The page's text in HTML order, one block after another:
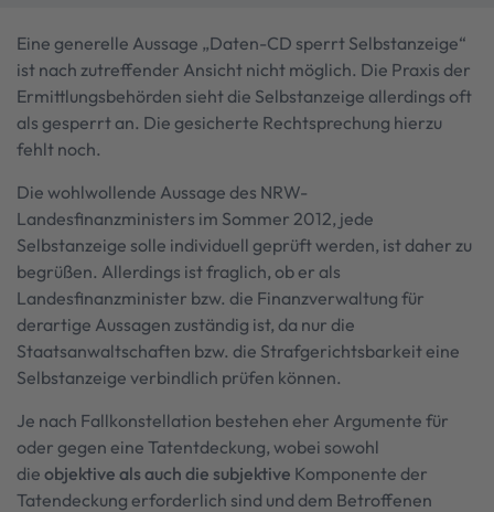
Eine generelle Aussage „Daten-CD sperrt Selbstanzeige“
ist nach zutreffender Ansicht nicht möglich. Die Praxis der
Ermittlungsbehörden sieht die Selbstanzeige allerdings oft
als gesperrt an. Die gesicherte Rechtsprechung hierzu
fehlt noch.
Die wohlwollende Aussage des NRW-
Landesfinanzministers im Sommer 2012, jede
Selbstanzeige solle individuell geprüft werden, ist daher zu
begrüßen. Allerdings ist fraglich, ob er als
Landesfinanzminister bzw. die Finanzverwaltung für
derartige Aussagen zuständig ist, da nur die
Staatsanwaltschaften bzw. die Strafgerichtsbarkeit eine
Selbstanzeige verbindlich prüfen können.
Je nach Fallkonstellation bestehen eher Argumente für
oder gegen eine Tatentdeckung, wobei sowohl
die objektive als auch die subjektive Komponente der
Tatendeckung erforderlich sind und dem Betroffenen